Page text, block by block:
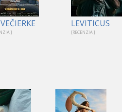
]
LEVITICUS
[RECENZIA ]